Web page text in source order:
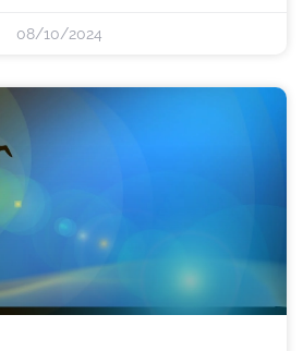
08/10/2024